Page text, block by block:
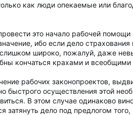
как люди опекаемые или
это начало рабочей
ибо если дело
широко, пожалуй, даже
кончаться крахами и
рабочих законопроектов,
осуществления этой
В этом случае одинаково
дело под предлогом